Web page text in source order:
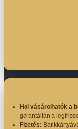
Hol vásárolhatók a
garantáltan a
Fizetés: